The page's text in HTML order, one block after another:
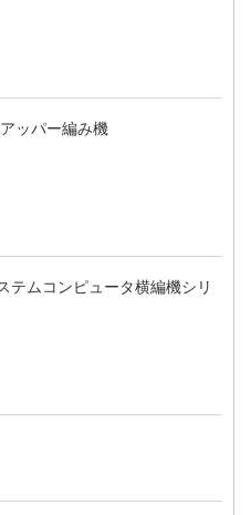
ッパー編み機
テムコンピュータ横編機シリ